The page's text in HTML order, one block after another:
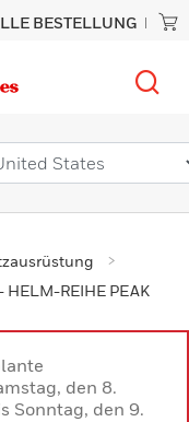
BESTELLUNG
HELM-REIHE PEAK
den 8.
Sonntag, den 9.